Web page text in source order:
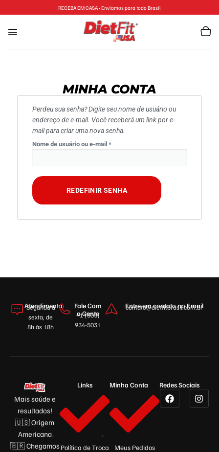
RECEBA EM CASA • Enviamos para todo Brasil
MINHA CONTA
Perdeu sua senha? Digite seu nome de usuário ou
endereço de e-mail. Você receberá um link por e-
mail para criar uma nova senha.
Nome de usuário ou e-mail *
REDEFINIR SENHA
Atendimento
Segunda a
sexta, de
8h às 18h
Fale Com
a Gente
+1 (305)
934-5031
Entre em contato no Email
contato@dietfitbrasil.com.br
Mais saúde e
resultados!
🇺🇸 Origem
Americana
🇧🇷 Chegamos
Links
Política de Troca
Minha Conta
Meus Pedidos
Redes Sociais